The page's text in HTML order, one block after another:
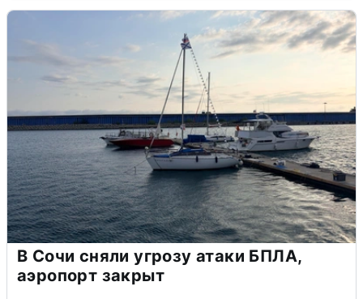
В Сочи сняли угрозу атаки БПЛА,
аэропорт закрыт